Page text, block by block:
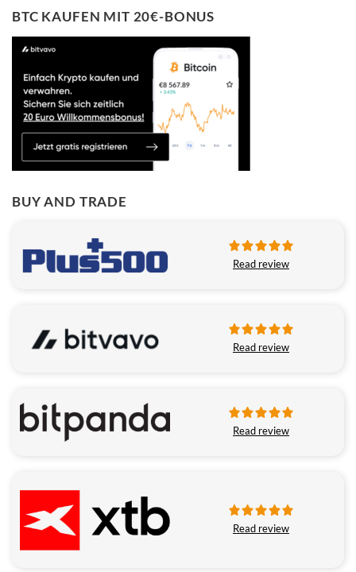
BTC KAUFEN MIT 20€-BONUS
BUY AND TRADE
Read review
Read review
Read review
Read review